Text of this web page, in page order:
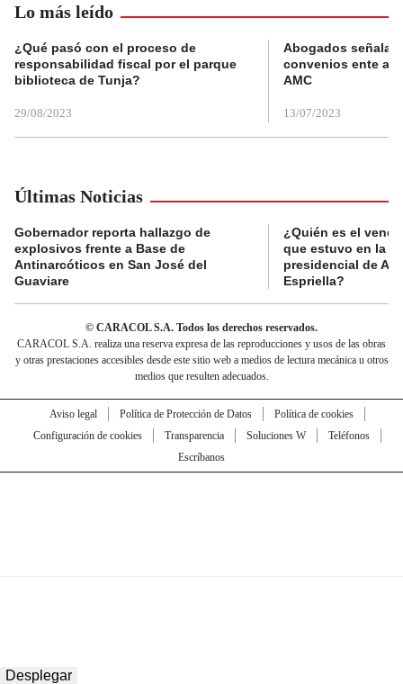
Lo más leído
¿Qué pasó con el proceso de
responsabilidad fiscal por el parque
biblioteca de Tunja?
29/08/2023
Abogados
convenios ente
AMC
13/07/2023
Últimas Noticias
Gobernador reporta hallazgo de
explosivos frente a Base de
Antinarcóticos en San José del
Guaviare
¿Quién es el
que estuvo en la
presidencial de
Espriella?
© CARACOL S.A. Todos los derechos reservados.
CARACOL S.A. realiza una reserva expresa de las reproducciones y usos de las obras
y otras prestaciones accesibles desde este sitio web a medios de lectura mecánica u otros
medios que resulten adecuados.
Aviso legal Política de Protección de Datos
Política de cookies
Configuración de cookies
Transparencia Soluciones W
Teléfonos
Escríbanos
Desplegar